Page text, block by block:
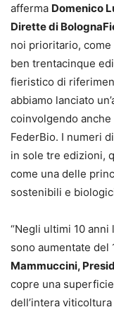
afferma Domenico
Dirette di
noi prioritario, come
ben trentacinque
fieristico di
abbiamo lanciato
coinvolgendo
FederBio. I numeri
in sole tre edizioni,
come una delle
sostenibili e
“Negli ultimi 10
sono aumentate del
Mammuccini,
copre una
dell’intera